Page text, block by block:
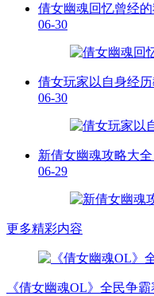
倩女幽魂回忆曾经
06-30
倩女玩家以自身经
06-30
新倩女幽魂攻略大
06-29
更多精彩内容
《倩女幽魂OL》全民争